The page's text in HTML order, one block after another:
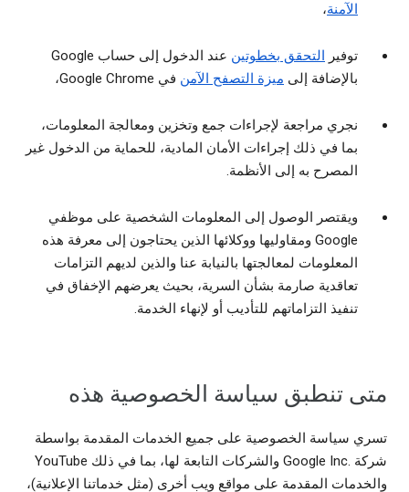
الآمنة،
توفير التحقق بخطوتين
عند الدخول إلى حساب Google
بالإضافة إلى ميزة التصفح الآمن في Google Chrome،
نجري مراجعة لإجراءات جمع وتخزين ومعالجة المعلومات،
بما في ذلك إجراءات الأمان المادية، للحماية من الدخول غير
المصرح به إلى الأنظمة.
ويقتصر الوصول إلى المعلومات الشخصية على موظفي
Google ومقاوليها ووكلائها الذين يحتاجون إلى معرفة هذه
المعلومات لمعالجتها بالنيابة عنا والذين لديهم التزامات
تعاقدية صارمة بشأن السرية، بحيث يعرضهم الإخفاق في
تنفيذ التزاماتهم للتأديب أو لإنهاء الخدمة.
متى تنطبق سياسة الخصوصية هذه
تسري سياسة الخصوصية على جميع الخدمات المقدمة بواسطة
شركة Google Inc.‎ والشركات التابعة لها، بما في ذلك YouTube
والخدمات المقدمة على مواقع ويب أخرى (مثل خدماتنا الإعلانية)،